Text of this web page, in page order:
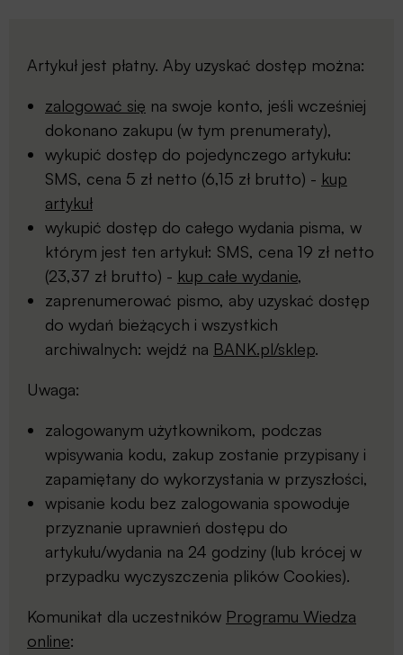
Artykuł jest płatny. Aby uzyskać dostęp można:
zalogować się na swoje konto, jeśli wcześniej
dokonano zakupu (w tym prenumeraty),
wykupić dostęp do pojedynczego artykułu:
SMS, cena 5 zł netto (6,15 zł brutto) - kup
artykuł
wykupić dostęp do całego wydania pisma, w
którym jest ten artykuł: SMS, cena 19 zł netto
(23,37 zł brutto) - kup całe wydanie,
zaprenumerować pismo, aby uzyskać dostęp
do wydań bieżących i wszystkich
archiwalnych: wejdź na BANK.pl/sklep.
Uwaga:
zalogowanym użytkownikom, podczas
wpisywania kodu, zakup zostanie przypisany i
zapamiętany do wykorzystania w przyszłości,
wpisanie kodu bez zalogowania spowoduje
przyznanie uprawnień dostępu do
artykułu/wydania na 24 godziny (lub krócej w
przypadku wyczyszczenia plików Cookies).
Komunikat dla uczestników Programu Wiedza
online: